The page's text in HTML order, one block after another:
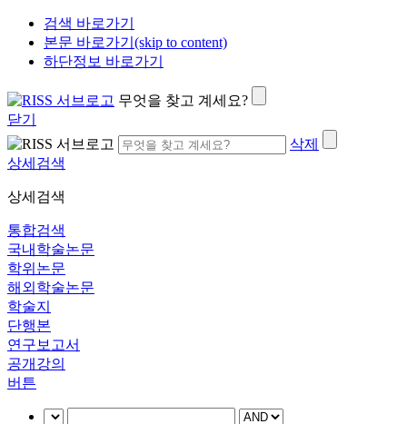
검색 바로가기
본문 바로가기(skip to content)
하단정보 바로가기
무엇을 찾고 계세요?
닫기
삭제
상세검색
상세검색
통합검색
국내학술논문
학위논문
해외학술논문
학술지
단행본
연구보고서
공개강의
버튼